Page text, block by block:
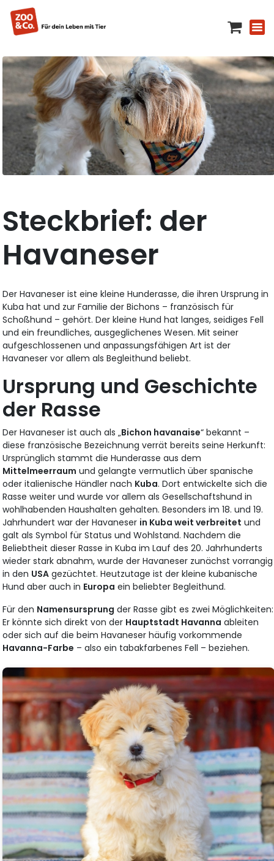
Steckbrief: der
Havaneser
Der Havaneser ist eine kleine Hunderasse, die ihren Ursprung in
Kuba hat und zur Familie der Bichons – französisch für
Schoßhund – gehört. Der kleine Hund hat langes, seidiges Fell
und ein freundliches, ausgeglichenes Wesen. Mit seiner
aufgeschlossenen und anpassungsfähigen Art ist der
Havaneser vor allem als Begleithund beliebt.
Ursprung und Geschichte
der Rasse
Der Havaneser ist auch als „Bichon havanaise“ bekannt –
diese französische Bezeichnung verrät bereits seine Herkunft:
Ursprünglich stammt die Hunderasse aus dem
Mittelmeerraum und gelangte vermutlich über spanische
oder italienische Händler nach Kuba. Dort entwickelte sich die
Rasse weiter und wurde vor allem als Gesellschaftshund in
wohlhabenden Haushalten gehalten. Besonders im 18. und 19.
Jahrhundert war der Havaneser in Kuba weit verbreitet und
galt als Symbol für Status und Wohlstand. Nachdem die
Beliebtheit dieser Rasse in Kuba im Lauf des 20. Jahrhunderts
wieder stark abnahm, wurde der Havaneser zunächst vorrangig
in den USA gezüchtet. Heutzutage ist der kleine kubanische
Hund aber auch in Europa ein beliebter Begleithund.
Für den Namensursprung der Rasse gibt es zwei Möglichkeiten:
Er könnte sich direkt von der Hauptstadt Havanna ableiten
oder sich auf die beim Havaneser häufig vorkommende
Havanna-Farbe – also ein tabakfarbenes Fell – beziehen.